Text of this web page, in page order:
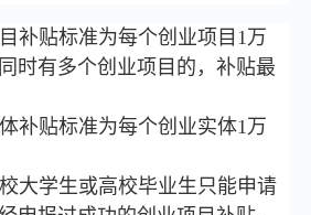
补贴标准为每个创业项目1万
时有多个创业项目的，补贴最
补贴标准为每个创业实体1万
校大学生或高校毕业生只能申请